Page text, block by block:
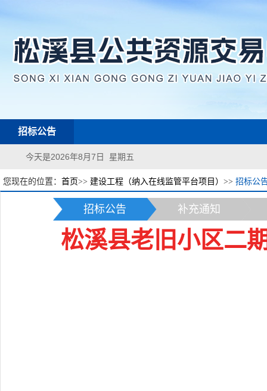
招标公告
今天是2026年8月7日 星期五
您现在的位置： 首页>> 建设工程（纳入在线监管平台项目） >> 招标公
招标公告 补充通知
松溪县老旧小区二